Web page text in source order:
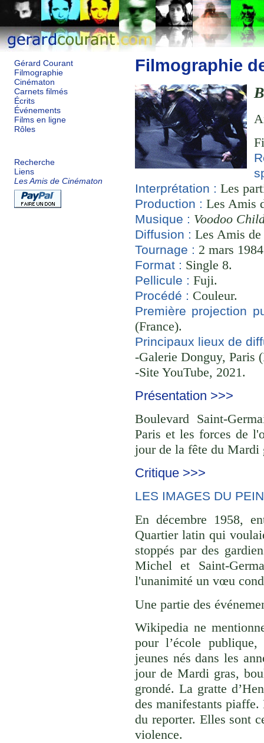
Gérard Courant
Filmographie
Cinématon
Carnets filmés
Écrits
Événements
Films en ligne
Rôles
Recherche
Liens
Les Amis de Cinématon
Filmographie
Interprétation : Les
Production : Les Amis
Musique : Voodoo
Diffusion : Les Amis
Tournage : 2 mars
Format : Single 8.
Pellicule : Fuji.
Procédé : Couleur.
Première projection
(France).
Principaux lieux de
-Galerie Donguy, Paris
-Site YouTube, 2021.
Présentation >>>
Boulevard Saint-
Paris et les forces de
jour de la fête du Mardi
Critique >>>
LES IMAGES DU
En décembre 1958,
Quartier latin qui
stoppés par des
Michel et Saint-
l'unanimité un vœu
Une partie des
Wikipedia ne
pour l’école publique,
jeunes nés dans les
jour de Mardi gras,
grondé. La gratte
des manifestants
du reporter. Elles sont
violence.